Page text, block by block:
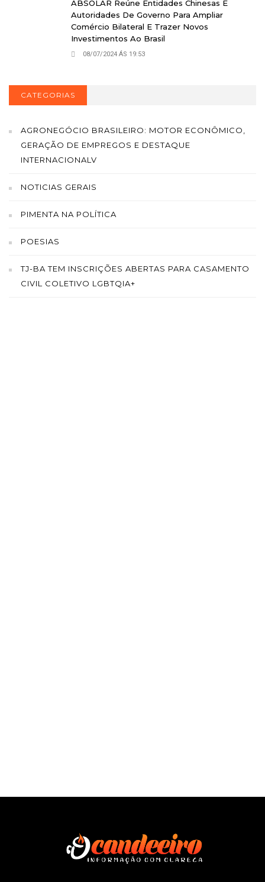
ABSOLAR Reúne Entidades Chinesas E
Autoridades De Governo Para Ampliar
Comércio Bilateral E Trazer Novos
Investimentos Ao Brasil
08/07/2024 ÁS 19:53
CATEGORIAS
AGRONEGÓCIO BRASILEIRO: MOTOR ECONÔMICO,
GERAÇÃO DE EMPREGOS E DESTAQUE
INTERNACIONALV
NOTICIAS GERAIS
PIMENTA NA POLÍTICA
POESIAS
TJ-BA TEM INSCRIÇÕES ABERTAS PARA CASAMENTO
CIVIL COLETIVO LGBTQIA+